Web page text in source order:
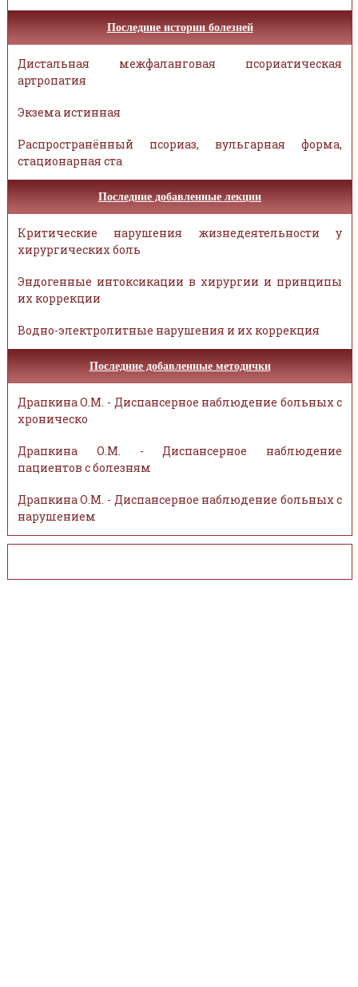
Последние истории болезней
Дистальная межфаланговая псориатическая
артропатия
Экзема истинная
Распространённый псориаз, вульгарная форма,
стационарная ста
Последние добавленные лекции
Критические нарушения жизнедеятельности у
хирургических боль
Эндогенные интоксикации в хирургии и принципы
их коррекции
Водно-электролитные нарушения и их коррекция
Последние добавленные методички
Драпкина О.М. - Диспансерное наблюдение больных с
хроническо
Драпкина О.М. - Диспансерное наблюдение
пациентов с болезням
Драпкина О.М. - Диспансерное наблюдение больных с
нарушением